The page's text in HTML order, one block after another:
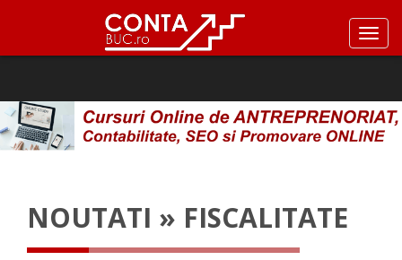
NOUTATI » FISCALITATE